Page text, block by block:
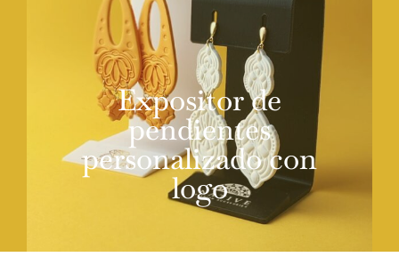
NUESTRAS JOYAS
LANGUAGE
Expositor de
pendientes
personalizado con
logo